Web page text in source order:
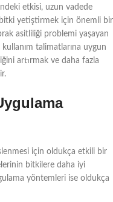
etkisi, uzun vadede
bitki yetiştirmek için önemli bir
asitliliği problemi yaşayan
kullanım talimatlarına uygun
artırmak ve daha fazla
için oldukça etkili bir
bitkilere daha iyi
yöntemleri ise oldukça